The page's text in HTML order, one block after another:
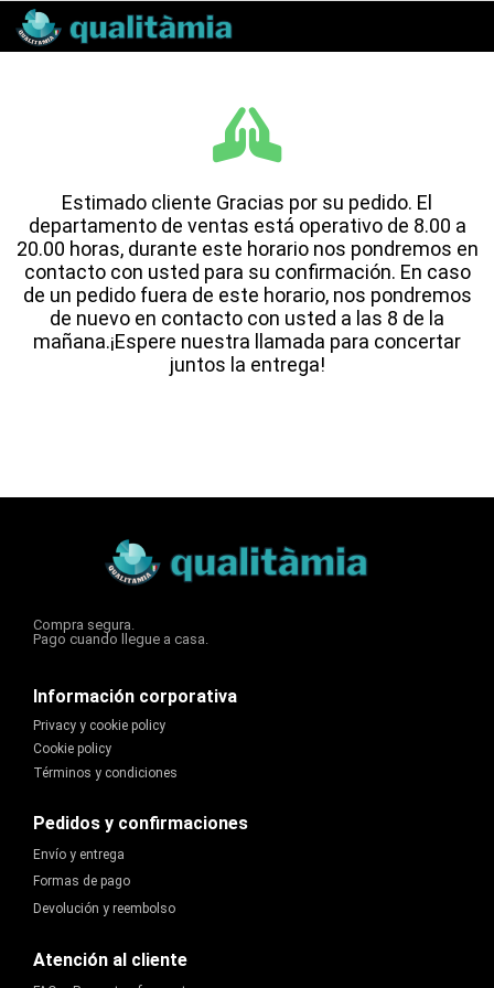
Estimado cliente Gracias por su pedido. El
departamento de ventas está operativo de 8.00 a
20.00 horas, durante este horario nos pondremos en
contacto con usted para su confirmación. En caso
de un pedido fuera de este horario, nos pondremos
de nuevo en contacto con usted a las 8 de la
mañana.¡Espere nuestra llamada para concertar
juntos la entrega!
Compra segura.
Pago cuando llegue a casa.
Información corporativa
Privacy y cookie policy
Cookie policy
Términos y condiciones
Pedidos y confirmaciones
Envío y entrega
Formas de pago
Devolución y reembolso
Atención al cliente